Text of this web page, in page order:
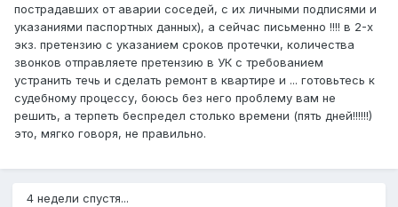
пострадавших от аварии соседей, с их личными подписями и
указаниями паспортных данных), а сейчас письменно !!!! в 2-х
экз. претензию с указанием сроков протечки, количества
звонков отправляете претензию в УК с требованием
устранить течь и сделать ремонт в квартире и ... готовьтесь к
судебному процессу, боюсь без него проблему вам не
решить, а терпеть беспредел столько времени (пять дней!!!!!!)
это, мягко говоря, не правильно.
4 недели спустя...